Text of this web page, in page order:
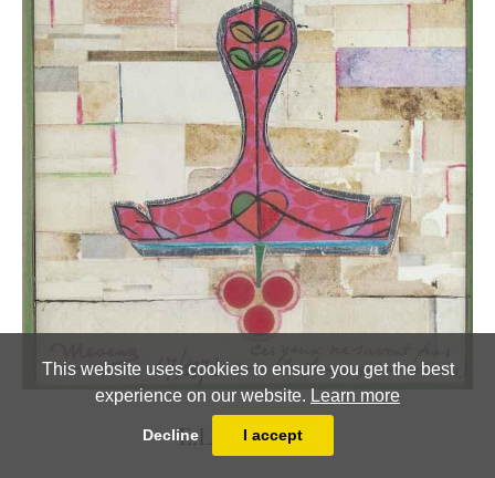
This website uses cookies to ensure you get the best
experience on our website. Learn more
Decline I accept
E.L.T. Mesens